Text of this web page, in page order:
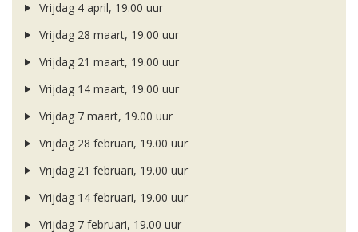
Vrijdag 4 april, 19.00 uur
Vrijdag 28 maart, 19.00 uur
Vrijdag 21 maart, 19.00 uur
Vrijdag 14 maart, 19.00 uur
Vrijdag 7 maart, 19.00 uur
Vrijdag 28 februari, 19.00 uur
Vrijdag 21 februari, 19.00 uur
Vrijdag 14 februari, 19.00 uur
Vrijdag 7 februari, 19.00 uur